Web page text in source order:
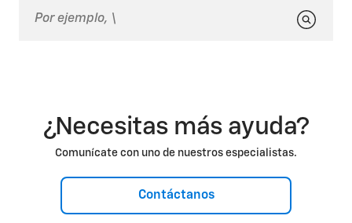
¿Necesitas más ayuda?
Comunícate con uno de nuestros especialistas.
Contáctanos